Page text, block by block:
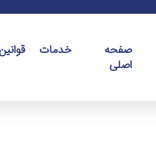
صفحه
اصلی
خدمات